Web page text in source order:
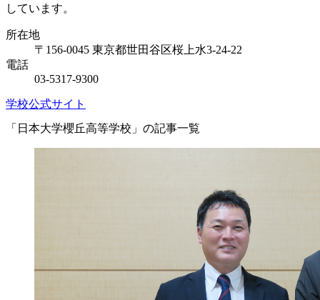
しています。
所在地
〒156-0045 東京都世田谷区桜上水3-24-22
電話
03-5317-9300
学校公式サイト
「日本大学櫻丘高等学校」の記事一覧